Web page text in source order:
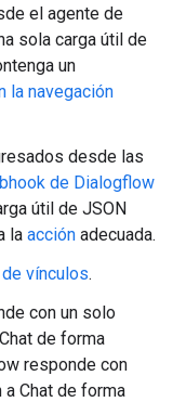
el agente de
sola carga útil de
un
la navegación
desde las
de Dialogflow
útil de JSON
la acción adecuada.
vínculos.
con un solo
de forma
responde con
Chat de forma